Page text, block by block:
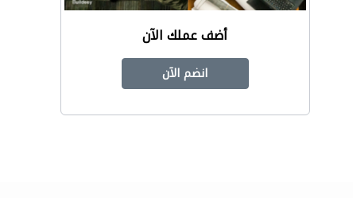
أضف عملك الآن
انضم الآن